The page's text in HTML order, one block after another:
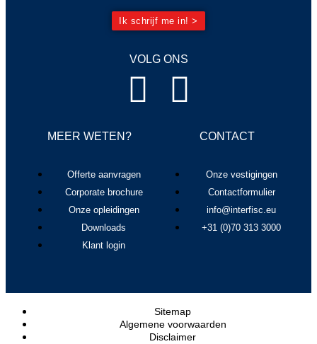
CONTACT
Onze vestigingen
Contactformulier
info@interfisc.eu
+31 (0)70 313 3000
MEER WETEN?
Offerte aanvragen
Corporate brochure
Onze opleidingen
Downloads
Klant login
VOLG ONS
Ik schrijf me in! >
Sitemap
Algemene voorwaarden
Disclaimer